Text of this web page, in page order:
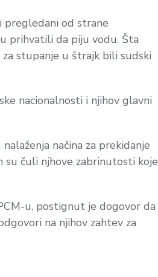
pregledani od strane
prihvatili da piju vodu. Šta
stupanje u štrajk bili sudski
nacionalnosti i njihov glavni
načina za prekidanje
su čuli njhove zabrinutosti koje
u, postignut je dogovor da
na njihov zahtev za